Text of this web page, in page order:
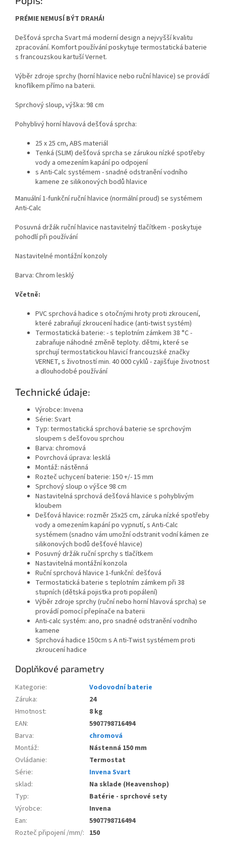
PRÉMIE NEMUSÍ BÝT DRAHÁ!
Dešťová sprcha Svart má moderní design a nejvyšší kvalitu
zpracování. Komfort používání poskytuje termostatická baterie
s francouzskou kartuší Vernet.
Výběr zdroje sprchy (horní hlavice nebo ruční hlavice) se provádí
knoflíkem přímo na baterii.
Sprchový sloup, výška: 98 cm
Pohyblivý horní hlavová dešťová sprcha:
25 x 25 cm, ABS materiál
Tenká (SLIM) dešťová sprcha se zárukou nízké spotřeby
vody a omezením kapání po odpojení
s Anti-Calc systémem - snadné odstranění vodního
kamene ze silikonových bodů hlavice
Manuální 1-funkční ruční hlavice (normální proud) se systémem
Anti-Calc
Posuvná držák ruční hlavice nastavitelný tlačítkem - poskytuje
pohodlí při používání
Nastavitelné montážní konzoly
Barva: Chrom lesklý
Včetně:
PVC sprchová hadice s otočnými hroty proti zkroucení,
které zabraňují zkroucení hadice (anti-twist systém)
Termostatická baterie: - s teplotním zámkem 38 °C -
zabraňuje náhodné změně teploty. dětmi, které se
sprchují termostatickou hlavicí francouzské značky
VERNET, s životností min. 40 000 cyklů - zajišťuje životnost
a dlouhodobé používání
Technické údaje:
Výrobce: Invena
Série: Svart
Typ: termostatická sprchová baterie se sprchovým
sloupem s dešťovou sprchou
Barva: chromová
Povrchová úprava: lesklá
Montáž: nástěnná
Rozteč uchycení baterie: 150 +/- 15 mm
Sprchový sloup o výšce 98 cm
Nastavitelná sprchová dešťová hlavice s pohyblivým
kloubem
Dešťová hlavice: rozměr 25x25 cm, záruka nízké spotřeby
vody a omezením kapání po vypnutí, s Anti-Calc
systémem (snadno vám umožní odstranit vodní kámen ze
silikonových bodů dešťové hlavice)
Posuvný držák ruční sprchy s tlačítkem
Nastavitelná montážní konzola
Ruční sprchová hlavice 1-funkční: dešťová
Termostatická baterie s teplotním zámkem při 38
stupních (dětská pojistka proti popálení)
Výběr zdroje sprchy (ruční nebo horní hlavová sprcha) se
provádí pomocí přepínače na baterii
Anti-calc systém: ano, pro snadné odstranění vodního
kamene
Sprchová hadice 150cm s Anti-Twist systémem proti
zkroucení hadice
Doplňkové parametry
Kategorie:
Vodovodní baterie
Záruka:
24
Hmotnost:
8 kg
EAN:
5907798716494
Barva:
chromová
Montáž:
Nástenná 150 mm
Ovládanie:
Termostat
Série:
Invena Svart
sklad:
Na sklade (Heavenshop)
Typ:
Batérie - sprchové sety
Výrobce:
Invena
Ean:
5907798716494
Rozteč připojení /mm/: 150